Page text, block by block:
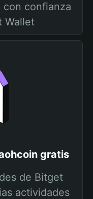
con confianza
Wallet
gratis
de Bitget
actividades